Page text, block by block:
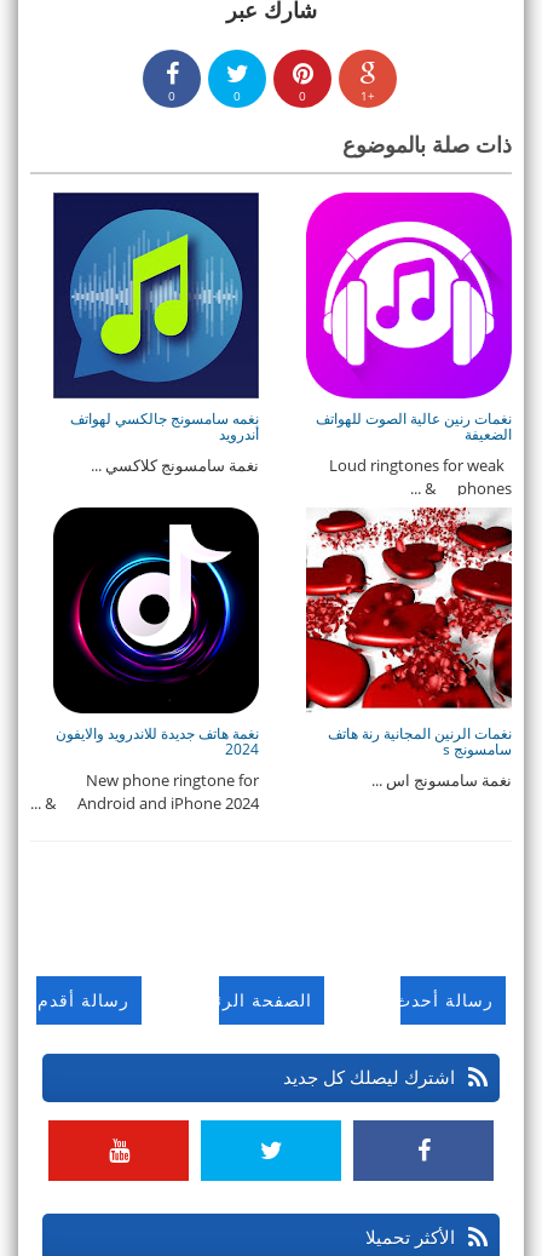
شارك عبر
0 0 0 +1
ذات صلة بالموضوع
نغمات رنين عالية الصوت للهواتف
الضعيفة
Loud ringtones for weak
phones & ...
نغمه سامسونج جالكسي لهواتف
أندرويد
نغمة سامسونج كلاكسي ...
نغمات الرنين المجانية رنة هاتف
سامسونج s
نغمة سامسونج اس ...
نغمة هاتف جديدة للاندرويد والايفون
2024
New phone ringtone for
Android and iPhone 2024 & ...
رسالة أحدث رسالة أقدم الصفحة الرئيسية
اشترك ليصلك كل جديد
الأكثر تحميلا